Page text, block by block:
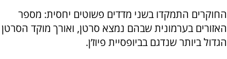
החוקרים התמקדו בשני מדדים פשוטים יחסית: מספר
האזורים בערמונית שבהם נמצא סרטן, ואורך מוקד הסרטן
הגדול ביותר שנדגם בביופסיית פיוז’ן.